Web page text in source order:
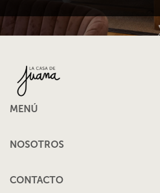
MENÚ
NOSOTROS
CONTACTO